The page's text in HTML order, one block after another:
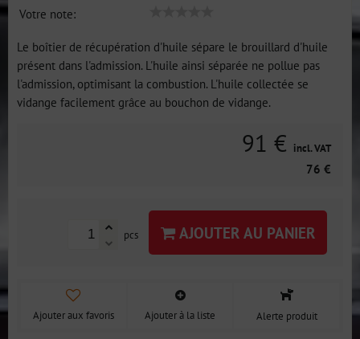
Votre note:
Le boîtier de récupération d'huile sépare le brouillard d'huile
présent dans l'admission. L'huile ainsi séparée ne pollue pas
l'admission, optimisant la combustion. L'huile collectée se
vidange facilement grâce au bouchon de vidange.
91 € incl. VAT
76 €
pcs AJOUTER AU PANIER
Ajouter aux favoris Ajouter à la liste Alerte produit